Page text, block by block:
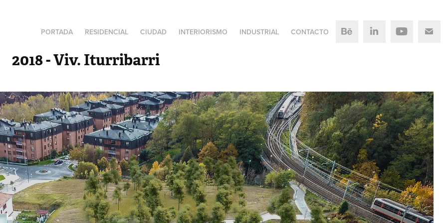
PORTADA RESIDENCIAL CIUDAD INTERIORISMO INDUSTRIAL CONTACTO
2018 - Viv. Iturribarri